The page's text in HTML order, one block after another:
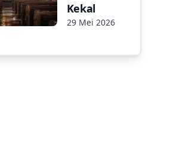
Kekal
29 Mei 2026